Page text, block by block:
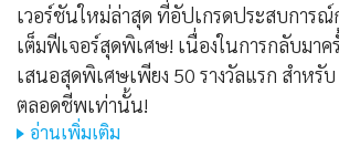
เวอร์ชันใหม่ล่าสุด ที่อัปเกรดประสบการณ์
เต็มฟีเจอร์สุดพิเศษ! เนื่องในการกลับมาค
เสนอสุดพิเศษเพียง 50 รางวัลแรก สำหรั
ตลอดชีพเท่านั้น!
อ่านเพิ่มเติม